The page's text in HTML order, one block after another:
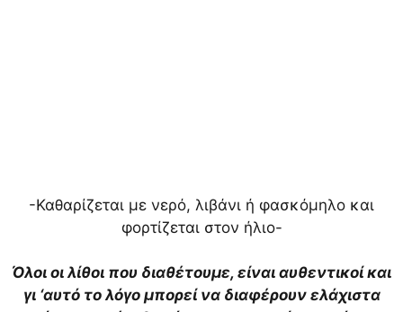
-Καθαρίζεται με νερό, λιβάνι ή φασκόμηλο και
φορτίζεται στον ήλιο-
Όλοι οι λίθοι που διαθέτουμε, είναι αυθεντικοί και
γι ‘αυτό το λόγο μπορεί να διαφέρουν ελάχιστα